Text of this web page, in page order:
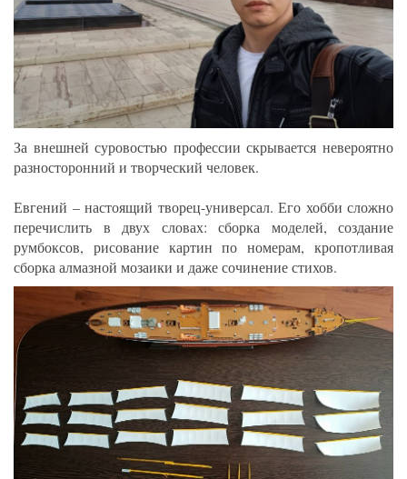
За внешней суровостью профессии скрывается невероятно
разносторонний и творческий человек.
Евгений – настоящий творец-универсал. Его хобби сложно
перечислить в двух словах: сборка моделей, создание
румбоксов, рисование картин по номерам, кропотливая
сборка алмазной мозаики и даже сочинение стихов.